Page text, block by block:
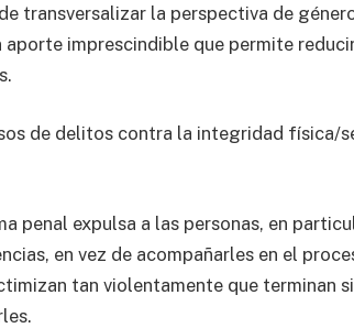
transversalizar la perspectiva de
aporte imprescindible que permite
de delitos contra la integridad física/
penal expulsa a las personas, en
en vez de acompañarles en el
tan violentamente que terminan